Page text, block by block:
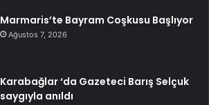
Marmaris’te Bayram Coşkusu Başlıyor
Ağustos 7, 2026
Karabağlar ‘da Gazeteci Barış Selçuk
saygıyla anıldı